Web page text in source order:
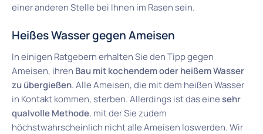
einer anderen Stelle bei Ihnen im Rasen sein.
Heißes Wasser gegen Ameisen
In einigen Ratgebern erhalten Sie den Tipp gegen
Ameisen, ihren Bau mit kochendem oder heißem Wasser
zu übergießen. Alle Ameisen, die mit dem heißen Wasser
in Kontakt kommen, sterben. Allerdings ist das eine sehr
qualvolle Methode, mit der Sie zudem
höchstwahrscheinlich nicht alle Ameisen loswerden. Wir